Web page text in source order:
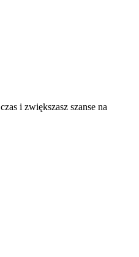
i zwiększasz szanse na